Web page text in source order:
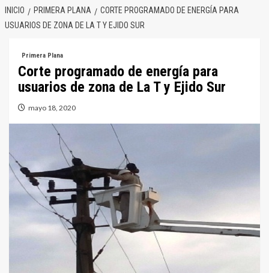
INICIO PRIMERA PLANA
CORTE PROGRAMADO DE ENERGÍA PARA
USUARIOS DE ZONA DE LA T Y EJIDO SUR
Primera Plana
Corte programado de energía para
usuarios de zona de La T y Ejido Sur
mayo 18, 2020